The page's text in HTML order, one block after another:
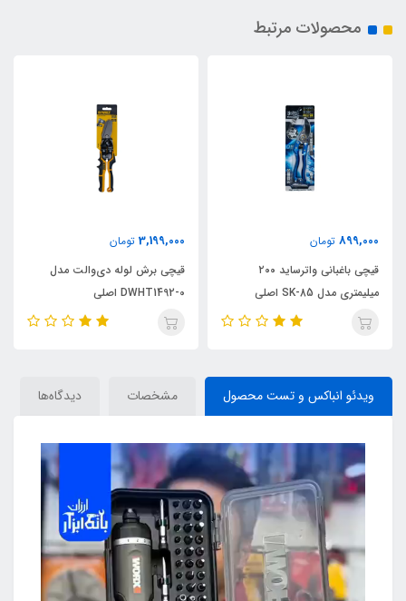
محصولات مرتبط
899,000 تومان
قیچی باغبانی واترساید ۲۰۰
میلیمتری مدل SK-85 اصلی
3,199,000 تومان
قیچی برش لوله دی‌والت مدل
DWHT1492-0 اصلی
ویدئو انباکس و تست محصول مشخصات دیدگاه‌ها